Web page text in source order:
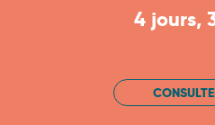
4 jours,